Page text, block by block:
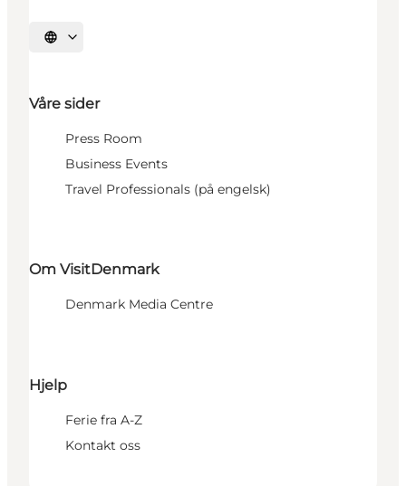
Velg språk
Våre sider
Press Room
Business Events
Travel Professionals (på engelsk)
Om VisitDenmark
Denmark Media Centre
Hjelp
Ferie fra A-Z
Kontakt oss